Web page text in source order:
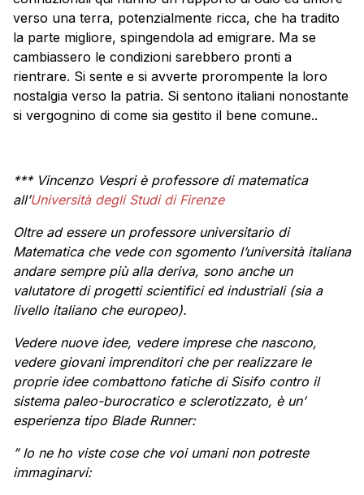
verso una terra, potenzialmente ricca, che ha tradito
la parte migliore, spingendola ad emigrare. Ma se
cambiassero le condizioni sarebbero pronti a
rientrare. Si sente e si avverte prorompente la loro
nostalgia verso la patria. Si sentono italiani nonostante
si vergognino di come sia gestito il bene comune..
*** Vincenzo Vespri è professore di matematica
all’Università degli Studi di Firenze
Oltre ad essere un professore universitario di
Matematica che vede con sgomento l’università italiana
andare sempre più alla deriva, sono anche un
valutatore di progetti scientifici ed industriali (sia a
livello italiano che europeo).
Vedere nuove idee, vedere imprese che nascono,
vedere giovani imprenditori che per realizzare le
proprie idee combattono fatiche di Sisifo contro il
sistema paleo-burocratico e sclerotizzato, è un’
esperienza tipo Blade Runner:
” Io ne ho viste cose che voi umani non potreste
immaginarvi: